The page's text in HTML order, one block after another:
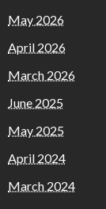
May 2026
April 2026
March 2026
June 2025
May 2025
April 2024
March 2024